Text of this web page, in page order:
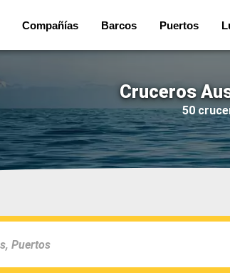
Compañías Barcos Puertos
Cruceros
50